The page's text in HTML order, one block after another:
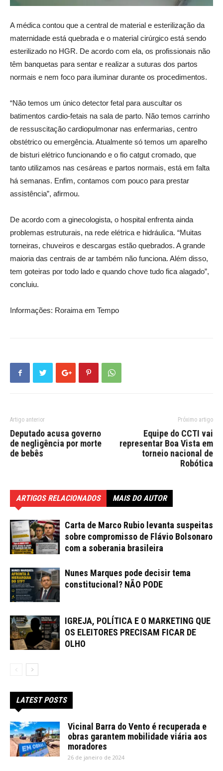
A médica contou que a central de material e esterilização da
maternidade está quebrada e o material cirúrgico está sendo
esterilizado no HGR. De acordo com ela, os profissionais não
têm banquetas para sentar e realizar a suturas dos partos
normais e nem foco para iluminar durante os procedimentos.
“Não temos um único detector fetal para auscultar os
batimentos cardio-fetais na sala de parto. Não temos carrinho
de ressuscitação cardiopulmonar nas enfermarias, centro
obstétrico ou emergência. Atualmente só temos um aparelho
de bisturi elétrico funcionando e o fio catgut cromado, que
tanto utilizamos nas cesáreas e partos normais, está em falta
há semanas. Enfim, contamos com pouco para prestar
assistência”, afirmou.
De acordo com a ginecologista, o hospital enfrenta ainda
problemas estruturais, na rede elétrica e hidráulica. “Muitas
torneiras, chuveiros e descargas estão quebrados. A grande
maioria das centrais de ar também não funciona. Além disso,
tem goteiras por todo lado e quando chove tudo fica alagado”,
concluiu.
Informações: Roraima em Tempo
Artigo anterior
Deputado acusa governo
de negligência por morte
de bebês
Próximo artigo
Equipe do CCTI vai
representar Boa Vista em
torneio nacional de
Robótica
ARTIGOS RELACIONADOS MAIS DO AUTOR
Carta de Marco Rubio levanta suspeitas
sobre compromisso de Flávio Bolsonaro
com a soberania brasileira
Nunes Marques pode decisir tema
constitucional? NÃO PODE
IGREJA, POLÍTICA E O MARKETING QUE
OS ELEITORES PRECISAM FICAR DE
OLHO
LATEST POSTS
Vicinal Barra do Vento é recuperada e
obras garantem mobilidade viária aos
moradores
26 de janeiro de 2024